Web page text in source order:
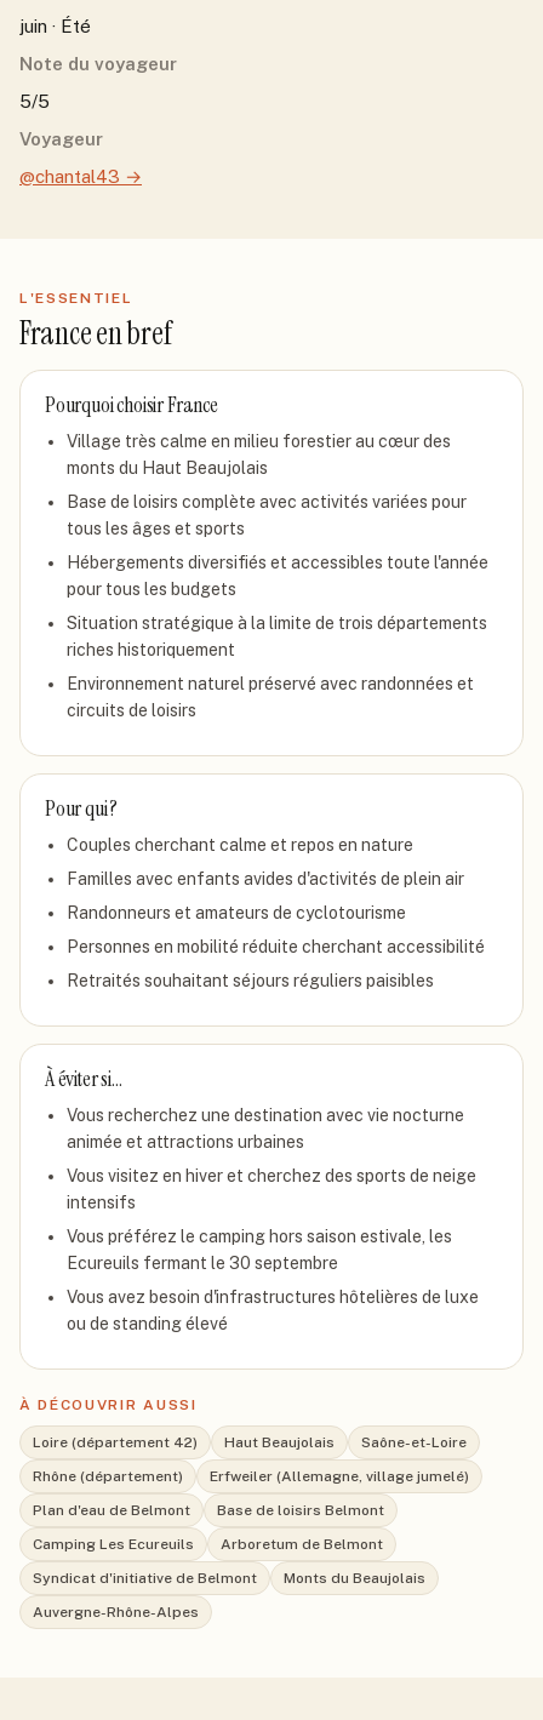
juin · Été
Note du voyageur
5/5
Voyageur
@chantal43 →
L'ESSENTIEL
Franceen bref
Pourquoi choisirFrance
Village très calme en milieu forestier au cœur des
monts du Haut Beaujolais
Base de loisirs complète avec activités variées pour
tous les âges et sports
Hébergements diversifiés et accessibles toute l'année
pour tous les budgets
Situation stratégique à la limite de trois départements
riches historiquement
Environnement naturel préservé avec randonnées et
circuits de loisirs
Pour qui ?
Couples cherchant calme et repos en nature
Familles avec enfants avides d'activités de plein air
Randonneurs et amateurs de cyclotourisme
Personnes en mobilité réduite cherchant accessibilité
Retraités souhaitant séjours réguliers paisibles
À éviter si…
Vous recherchez une destination avec vie nocturne
animée et attractions urbaines
Vous visitez en hiver et cherchez des sports de neige
intensifs
Vous préférez le camping hors saison estivale, les
Ecureuils fermant le 30 septembre
Vous avez besoin d'infrastructures hôtelières de luxe
ou de standing élevé
À DÉCOUVRIR AUSSI
Loire (département 42) Haut Beaujolais
Saône-et-Loire
Rhône (département)
Erfweiler (Allemagne, village jumelé)
Plan d'eau de Belmont
Base de loisirs Belmont
Camping Les Ecureuils
Arboretum de Belmont
Syndicat d'initiative de Belmont
Monts du Beaujolais
Auvergne-Rhône-Alpes